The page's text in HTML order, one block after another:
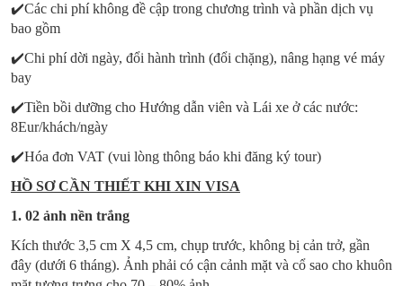
✔️Các chi phí không đề cập trong chương trình và phần dịch vụ
bao gồm
✔️Chi phí dời ngày, đổi hành trình (đổi chặng), nâng hạng vé máy
bay
✔️Tiền bồi dưỡng cho Hướng dẫn viên và Lái xe ở các nước:
8Eur/khách/ngày
✔️Hóa đơn VAT (vui lòng thông báo khi đăng ký tour)
HỒ SƠ CẦN THIẾT KHI XIN VISA
1. 02 ảnh nền trắng
Kích thước 3,5 cm X 4,5 cm, chụp trước, không bị cản trở, gần
đây (dưới 6 tháng). Ảnh phải có cận cảnh mặt và cổ sao cho khuôn